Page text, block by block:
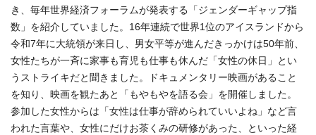
き、毎年世界経済フォーラムが発表する「ジェンダーギャップ指
数」を紹介していました。16年連続で世界1位のアイスランドから
令和7年に大統領が来日し、男女平等が進んだきっかけは50年前、
女性たちが一斉に家事も育児も仕事も休んだ「女性の休日」とい
うストライキだと聞きました。ドキュメンタリー映画があること
を知り、映画を観たあと「もやもやを語る会」を開催しました。
参加した女性からは「女性は仕事が辞められていいよね」など言
われた言葉や、女性にだけお茶くみの研修があった、といった経